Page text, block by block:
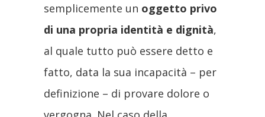
semplicemente un oggetto privo
di una propria identità e dignità,
al quale tutto può essere detto e
fatto, data la sua incapacità – per
definizione – di provare dolore o